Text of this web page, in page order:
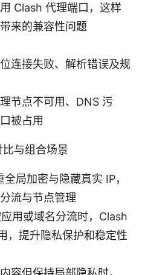
Clash 代理端口，这样
来的兼容性问题
连接失败、解析错误及规
节点不可用、DNS 污
被占用
与组合场景
局加密与隐藏真实 IP，
流与节点管理
用或域名分流时，Clash
，提升隐私保护和稳定性